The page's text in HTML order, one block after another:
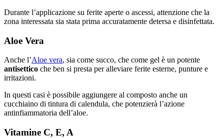
Durante l’applicazione su ferite aperte o ascessi, attenzione che la
zona interessata sia stata prima accuratamente detersa e disinfettata.
Aloe Vera
Anche l’Aloe vera, sia come succo, che come gel è un potente
antisettico che ben si presta per alleviare ferite esterne, punture e
irritazioni.
In questi casi è possibile aggiungere al composto anche un
cucchiaino di tintura di calendula, che potenzierà l’azione
antinfiammatoria dell’aloe.
Vitamine C, E, A